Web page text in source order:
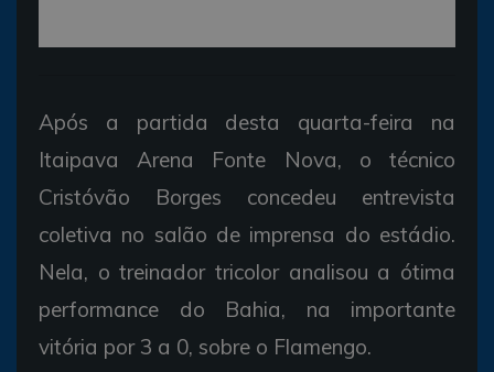
Após a partida desta quarta-feira na
Itaipava Arena Fonte Nova, o técnico
Cristóvão Borges concedeu entrevista
coletiva no salão de imprensa do estádio.
Nela, o treinador tricolor analisou a ótima
performance do Bahia, na importante
vitória por 3 a 0, sobre o Flamengo.